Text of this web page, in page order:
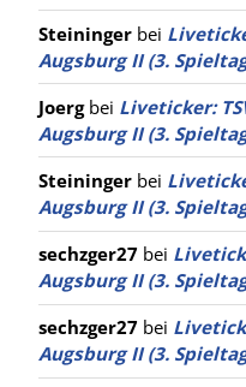
Steininger bei
Augsburg II (3.
Joergbei Liveticker:
Augsburg II (3.
Steininger bei
Augsburg II (3.
sechzger27 bei
Augsburg II (3.
sechzger27 bei
Augsburg II (3.